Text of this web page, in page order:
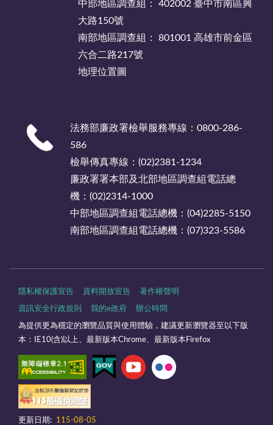
中部地區調查組： 402002 臺中市南區興
大路150號
南部地區調查組： 801001 高雄市前金區
六合二路217號
地理位置圖
法務部廉政署檢舉服務專線：0800-286-
586
檢舉傳真專線：(02)2381-1234
廉政署署本部及北部地區調查組電話總
機：(02)2314-1000
中部地區調查組電話總機：(04)2285-5150
南部地區調查組電話總機：(07)323-5586
隱私權保護宣告 資料開放宣告 著作權聲明
資訊安全行政規則 我的e政府 辦公時間
為提供更為穩定的瀏覽品質與使用體驗，建議更新瀏覽器至以下版
本：IE10(含)以上、最新版本Chrome、最新版本Firefox
更新日期: 115-08-05